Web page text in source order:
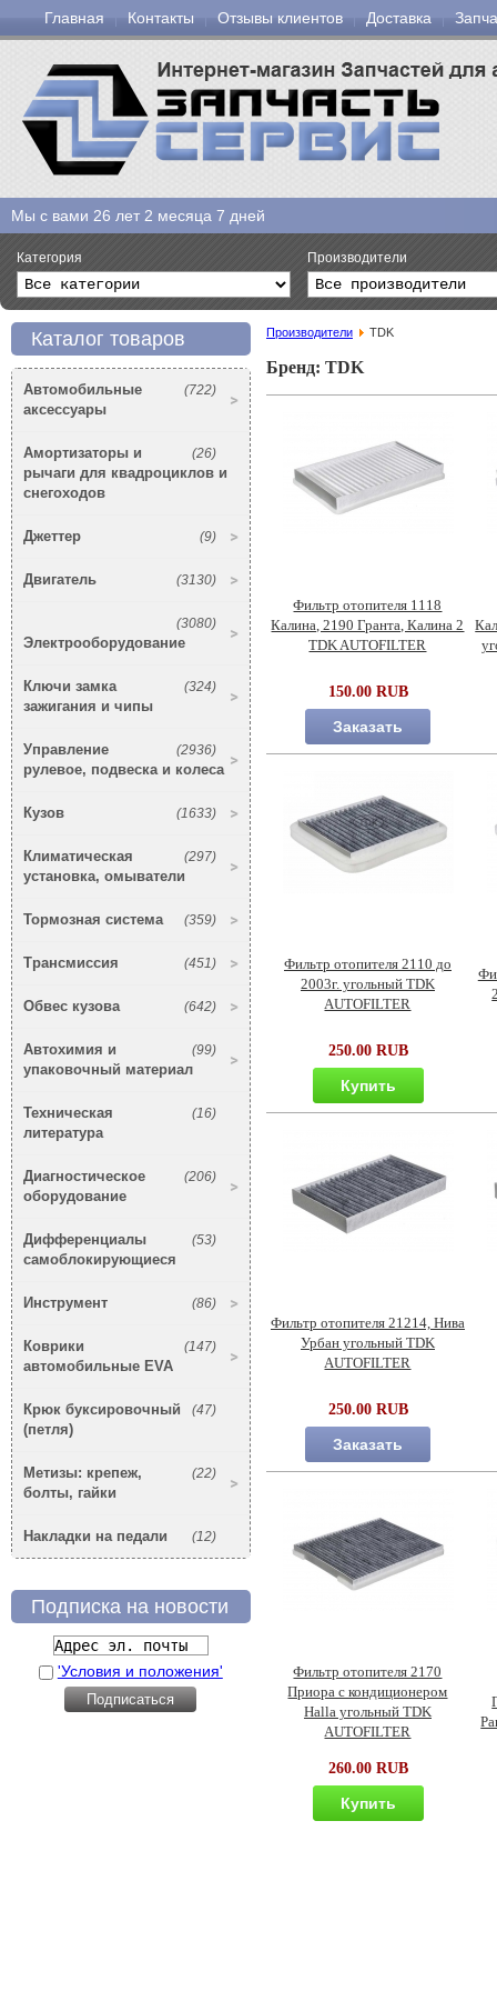
Главная Контакты Отзывы клиентов Доставка
Мы с вами 26 лет 2 месяца 7 дней
Категория Производители
Каталог товаров
(722)
Автомобильные
аксессуары
(26)
Амортизаторы и
рычаги для квадроциклов и
снегоходов
(9)
Джеттер
(3130)
Двигатель
(3080)
Электрооборудование
(324)
Ключи замка
зажигания и чипы
(2936)
Управление
рулевое, подвеска и колеса
(1633)
Кузов
(297)
Климатическая
установка, омыватели
(359)
Тормозная система
(451)
Трансмиссия
(642)
Обвес кузова
(99)
Автохимия и
упаковочный материал
(16)
Техническая
литература
(206)
Диагностическое
оборудование
(53)
Дифференциалы
самоблокирующиеся
(86)
Инструмент
(147)
Коврики
автомобильные EVA
(47)
Крюк буксировочный
(петля)
(22)
Метизы: крепеж,
болты, гайки
(12)
Накладки на педали
Подписка на новости
'Условия и положения'
Производители TDK
Бренд: TDK
Фильтр отопителя 1118
Калина, 2190 Гранта, Калина 2
TDK AUTOFILTER
150.00 RUB
Заказать
Фильтр отопителя 2110 до
2003г. угольный TDK
AUTOFILTER
250.00 RUB
Купить
Фильтр отопителя 21214, Нива
Урбан угольный TDK
AUTOFILTER
250.00 RUB
Заказать
Фильтр отопителя 2170
Приора с кондиционером
Halla угольный TDK
AUTOFILTER
260.00 RUB
Купить